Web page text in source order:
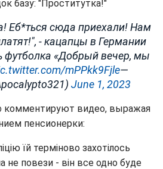
базу: "Проститутка!"
Еб*ться сюда приехали! Нам
- кацапцы в Германии
футболка «Добрый вечер, мы
mPPkk9Fjle—
June 1, 2023
комментируют видео, выражая
пенсионерки:
їй терміново захотілось
не повези - він все одно буде